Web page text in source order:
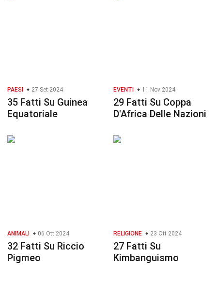
PAESI 27 Set 2024
35 Fatti Su Guinea
Equatoriale
EVENTI 11 Nov 2024
29 Fatti Su Coppa
D'Africa Delle Nazioni
ANIMALI 06 Ott 2024
32 Fatti Su Riccio
Pigmeo
RELIGIONE 23 Ott 2024
27 Fatti Su
Kimbanguismo